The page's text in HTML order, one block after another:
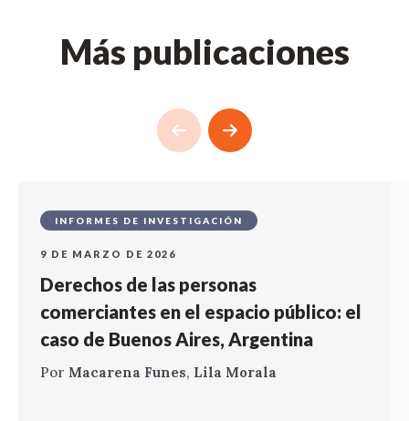
Más publicaciones
INFORMES DE INVESTIGACIÓN
9 DE MARZO DE 2026
Derechos de las personas
comerciantes en el espacio público: el
caso de Buenos Aires, Argentina
Por Macarena Funes, Lila Morala